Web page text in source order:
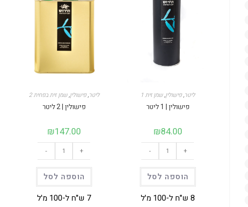
1 ליטר,פישולין,שמן זית
פישולין | 1 ליטר
₪84.00
כמות
של
פישולין
|
ליטר
- +
הוספה לסל
8 ש"ח ל-100 מ'ל
2 ליטר,פישולין,שמן זית בפחית
פישולין | 2 ליטר
₪147.00
כמות
של
פישולין
|
ליטר
- +
הוספה לסל
7 ש"ח ל-100 מ'ל